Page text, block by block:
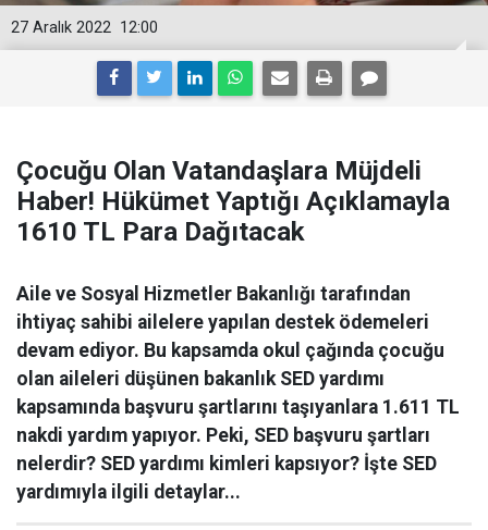
12:00
27 Aralık 2022
Çocuğu Olan Vatandaşlara Müjdeli
Haber! Hükümet Yaptığı Açıklamayla
1610 TL Para Dağıtacak
Aile ve Sosyal Hizmetler Bakanlığı tarafından
ihtiyaç sahibi ailelere yapılan destek ödemeleri
devam ediyor. Bu kapsamda okul çağında çocuğu
olan aileleri düşünen bakanlık SED yardımı
kapsamında başvuru şartlarını taşıyanlara 1.611 TL
nakdi yardım yapıyor. Peki, SED başvuru şartları
nelerdir? SED yardımı kimleri kapsıyor? İşte SED
yardımıyla ilgili detaylar...